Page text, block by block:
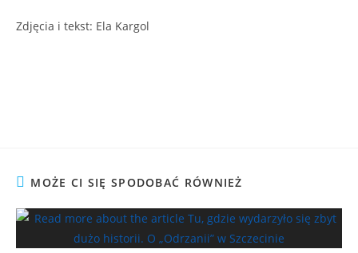
Zdjęcia i tekst: Ela Kargol
MOŻE CI SIĘ SPODOBAĆ RÓWNIEŻ